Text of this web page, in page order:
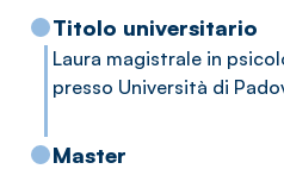
percorso di maggiore
benessere emotivo.
Titolo universitario
Laura magistrale in
presso Università di
Master